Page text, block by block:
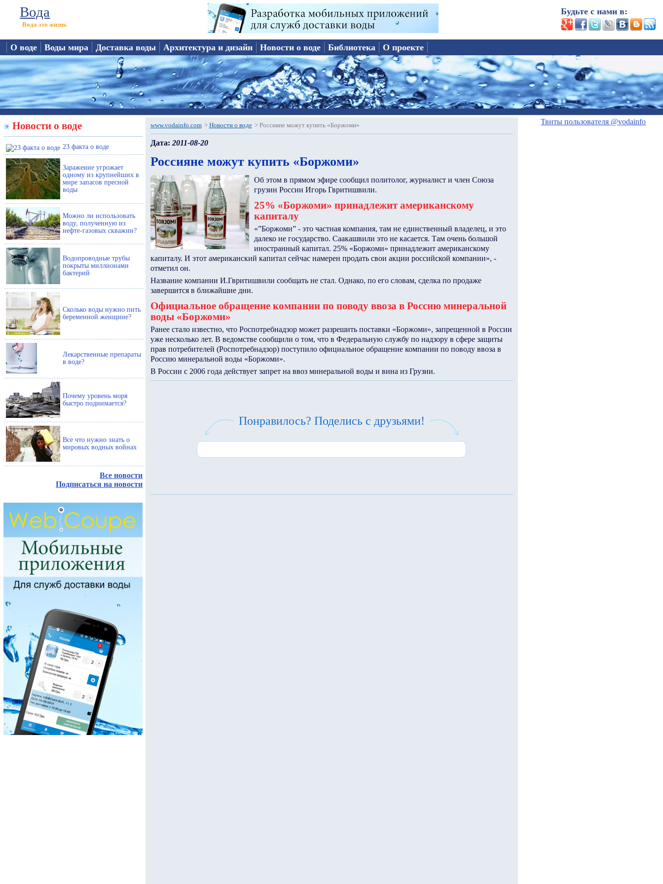
Вода
Вода это жизнь
Будьте с нами в:
О воде Воды мира Доставка воды Архитектура и дизайн Новости о воде Библиотека О проекте
Новости о воде
23 факта о воде
Заражение угрожает
одному из крупнейших в
мире запасов пресной
воды
Можно ли использовать
воду, полученную из
нефте-газовых скважин?
Водопроводные трубы
покрыты миллионами
бактерий
Сколько воды нужно пить
беременной женщине?
Лекарственные препараты
в воде?
Почему уровень моря
быстро поднимается?
Все что нужно знать о
мировых водных войнах
Все новости
Подписаться на новости
www.vodainfo.com > Новости о воде > Россияне можут купить «Боржоми»
Дата: 2011-08-20
Россияне можут купить «Боржоми»
Об этом в прямом эфире сообщил политолог, журналист и член Союза
грузин России Игорь Гвритишвили.
25% «Боржоми» принадлежит американскому
капиталу
«”Боржоми” - это частная компания, там не единственный владелец, и это
далеко не государство. Саакашвили это не касается. Там очень большой
иностранный капитал. 25% «Боржоми» принадлежит американскому
капиталу. И этот американский капитал сейчас намерен продать свои акции российской компании», -
отметил он.
Название компании И.Гвритишвили сообщать не стал. Однако, по его словам, сделка по продаже
завершится в ближайшие дни.
Официальное обращение компании по поводу ввоза в Россию минеральной
воды «Боржоми»
Ранее стало известно, что Роспотребнадзор может разрешить поставки «Боржоми», запрещенной в России
уже несколько лет. В ведомстве сообщили о том, что в Федеральную службу по надзору в сфере защиты
прав потребителей (Роспотребнадзор) поступило официальное обращение компании по поводу ввоза в
Россию минеральной воды «Боржоми».
В России с 2006 года действует запрет на ввоз минеральной воды и вина из Грузии.
Понравилось? Поделись с друзьями!
Твиты пользователя @vodainfo